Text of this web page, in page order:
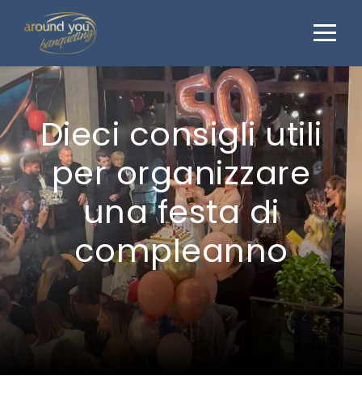
Dieci consigli utili
per organizzare
una festa di
compleanno